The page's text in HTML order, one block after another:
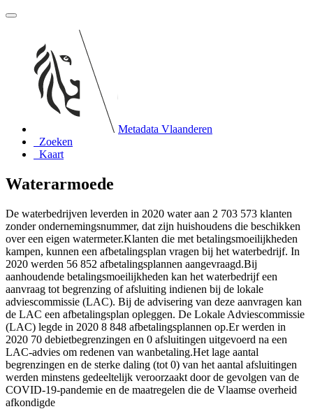
Metadata Vlaanderen
Zoeken
Kaart
Waterarmoede
De waterbedrijven leverden in 2020 water aan 2 703 573 klanten
zonder ondernemingsnummer, dat zijn huishoudens die beschikken
over een eigen watermeter.Klanten die met betalingsmoeilijkheden
kampen, kunnen een afbetalingsplan vragen bij het waterbedrijf. In
2020 werden 56 852 afbetalingsplannen aangevraagd.Bij
aanhoudende betalingsmoeilijkheden kan het waterbedrijf een
aanvraag tot begrenzing of afsluiting indienen bij de lokale
adviescommissie (LAC). Bij de advisering van deze aanvragen kan
de LAC een afbetalingsplan opleggen. De Lokale Adviescommissie
(LAC) legde in 2020 8 848 afbetalingsplannen op.Er werden in
2020 70 debietbegrenzingen en 0 afsluitingen uitgevoerd na een
LAC-advies om redenen van wanbetaling.Het lage aantal
begrenzingen en de sterke daling (tot 0) van het aantal afsluitingen
werden minstens gedeeltelijk veroorzaakt door de gevolgen van de
COVID-19-pandemie en de maatregelen die de Vlaamse overheid
afkondigde